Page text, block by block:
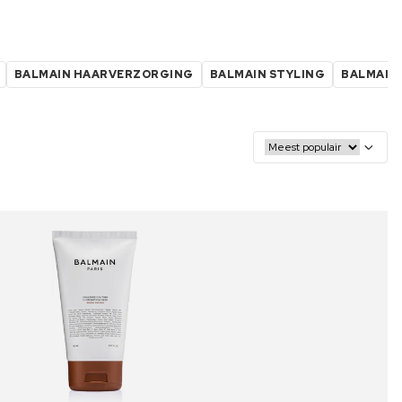
BALMAIN HAARVERZORGING BALMAIN STYLING BALMAIN